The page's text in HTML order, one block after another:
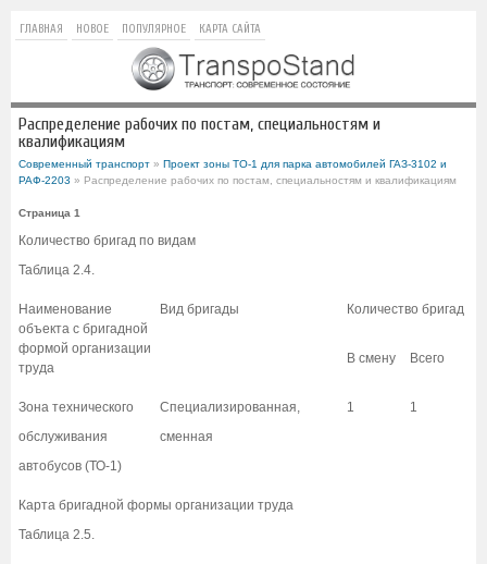
ГЛАВНАЯ НОВОЕ ПОПУЛЯРНОЕ КАРТА САЙТА
Распределение рабочих по постам, специальностям и
квалификациям
Современный транспорт » Проект зоны ТО-1 для парка автомобилей ГАЗ-3102 и
РАФ-2203 » Распределение рабочих по постам, специальностям и квалификациям
Страница 1
Количество бригад по видам
Таблица 2.4.
Наименование
объекта с бригадной
формой организации
труда
Вид бригады Количество бригад
В смену Всего
Зона технического
обслуживания
автобусов (ТО-1)
Специализированная,
сменная
1 1
Карта бригадной формы организации труда
Таблица 2.5.